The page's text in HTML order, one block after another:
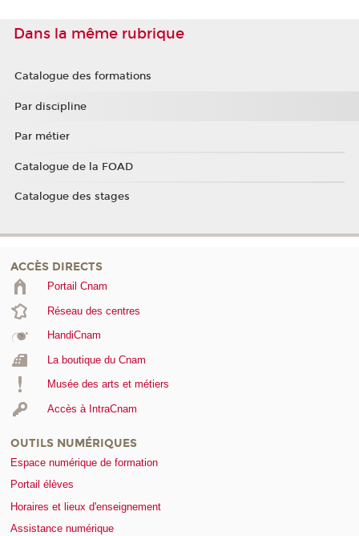
Dans la même rubrique
Catalogue des formations
Par discipline
Par métier
Catalogue de la FOAD
Catalogue des stages
ACCÈS DIRECTS
Portail Cnam
Réseau des centres
HandiCnam
La boutique du Cnam
Musée des arts et métiers
Accès à IntraCnam
OUTILS NUMÉRIQUES
Espace numérique de formation
Portail élèves
Horaires et lieux d'enseignement
Assistance numérique